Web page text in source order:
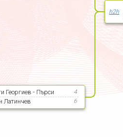
Георгиев - Пърси 4
Латинчев 6
h2h